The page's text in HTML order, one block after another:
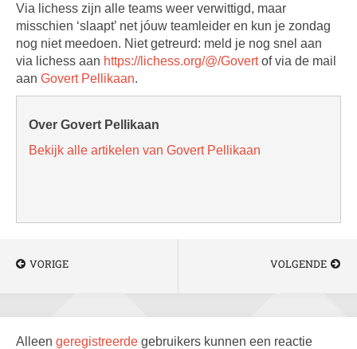
Via lichess zijn alle teams weer verwittigd, maar
misschien ‘slaapt’ net jóuw teamleider en kun je zondag
nog niet meedoen. Niet getreurd: meld je nog snel aan
via lichess aan https://lichess.org/@/Govertof via de mail
aan Govert Pellikaan.
Over Govert Pellikaan
Bekijk alle artikelen van Govert Pellikaan
VORIGE VOLGENDE
Alleen geregistreerde gebruikers kunnen een reactie